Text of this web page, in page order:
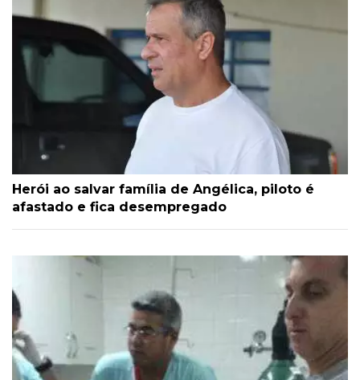
Herói ao salvar família de Angélica, piloto é
afastado e fica desempregado